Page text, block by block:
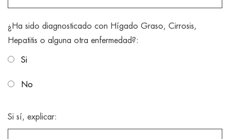
¿Ha sido diagnosticado con Hígado Graso, Cirrosis,
Hepatitis o alguna otra enfermedad?:
Si
No
Si sí, explicar: